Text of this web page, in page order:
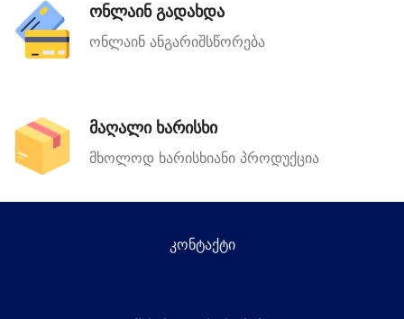
ონლაინ გადახდა
ონლაინ ანგარიშსწორება
მაღალი ხარისხი
მხოლოდ ხარისხიანი პროდუქცია
კონტაქტი